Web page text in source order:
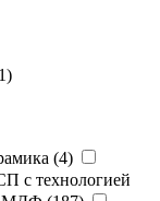
1)
(4)
с технологией